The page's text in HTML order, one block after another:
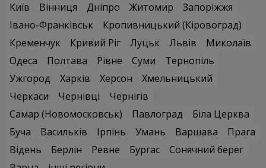
Київ
Вінниця Дніпро Житомир
Запоріжжя
Івано-Франківськ
Кропивницький (Кіровоград)
Кременчук
Кривий Ріг Луцьк Львів
Миколаїв
Одеса
Полтава Рівне Суми
Тернопіль
Ужгород
Харків Херсон
Хмельницький
Черкаси
Чернівці
Чернігів
Самар (Новомосковськ)
Павлоград
Біла Церква
Буча
Васильків Ірпінь Умань Варшава
Прага
Відень
Берлін Ревне Бургас
Сонячний берег